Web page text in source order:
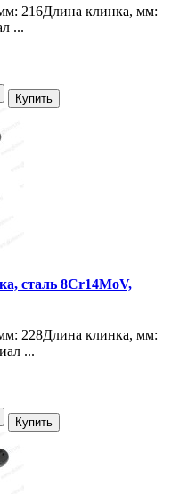
216Длина клинка, мм:
...
сталь 8Cr14MoV,
228Длина клинка, мм:
...